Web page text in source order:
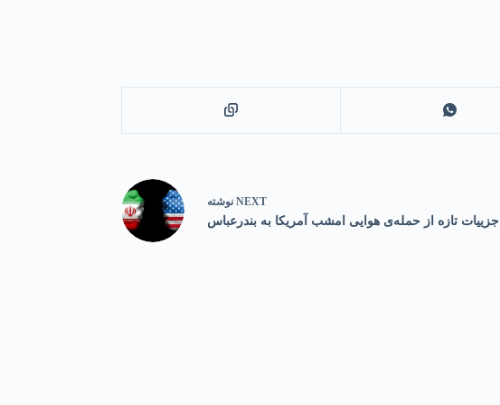
NEXT نوشته
جزییات تازه از حمله‌ی هوایی امشب آمریکا به بندرعباس